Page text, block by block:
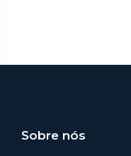
Sobre nós